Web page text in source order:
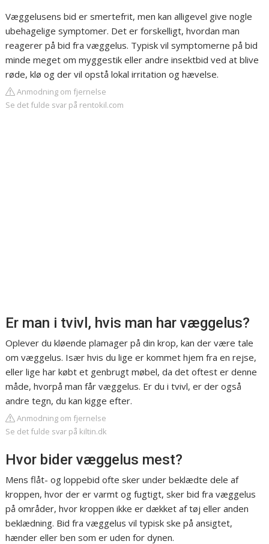
Væggelusens bid er smertefrit, men kan alligevel give nogle
ubehagelige symptomer. Det er forskelligt, hvordan man
reagerer på bid fra væggelus. Typisk vil symptomerne på bid
minde meget om myggestik eller andre insektbid ved at blive
røde, klø og der vil opstå lokal irritation og hævelse.
Anmodning om fjernelse
Se det fulde svar på rentokil.com
Er man i tvivl, hvis man har væggelus?
Oplever du kløende plamager på din krop, kan der være tale
om væggelus. Især hvis du lige er kommet hjem fra en rejse,
eller lige har købt et genbrugt møbel, da det oftest er denne
måde, hvorpå man får væggelus. Er du i tvivl, er der også
andre tegn, du kan kigge efter.
Anmodning om fjernelse
Se det fulde svar på kiltin.dk
Hvor bider væggelus mest?
Mens flåt- og loppebid ofte sker under beklædte dele af
kroppen, hvor der er varmt og fugtigt, sker bid fra væggelus
på områder, hvor kroppen ikke er dækket af tøj eller anden
beklædning. Bid fra væggelus vil typisk ske på ansigtet,
hænder eller ben som er uden for dynen.